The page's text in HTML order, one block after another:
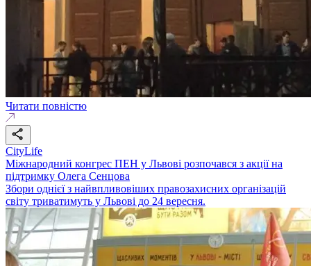
Читати повністю
CityLife
Міжнародний конгрес ПЕН у Львові розпочався з акції на
підтримку Олега Сенцова
Збори однієї з найвпливовіших правозахисних організацій
світу триватимуть у Львові до 24 вересня.